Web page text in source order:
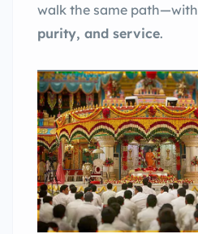
walk the same path—with
purity, and service.